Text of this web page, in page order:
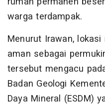
warga terdampak.
Menurut Irawan,
aman sebagai
tersebut mengacu
Badan Geologi
Daya Mineral (ESDM)